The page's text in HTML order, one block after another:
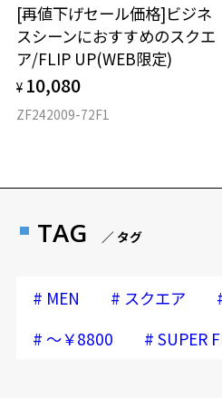
[再値下げセール価格]ビジネ
スシーンにおすすめのスクエ
ア/FLIP UP(WEB限定)
¥ 10,080
ZF242009-72F1
TAG ／ タグ
# MEN # スクエア
# ～￥8800 # SUPER